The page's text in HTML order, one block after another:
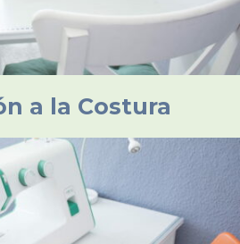
a la Costura